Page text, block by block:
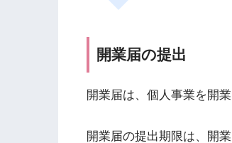
開業届の提出
開業届は、個人事業を開
開業届の提出期限は、開